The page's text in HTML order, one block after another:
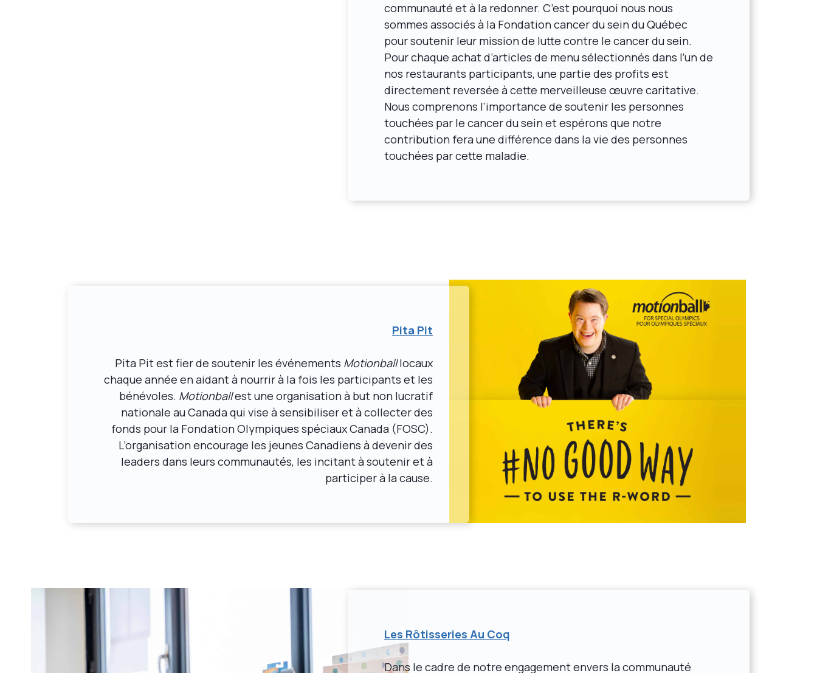
communauté et à la redonner. C’est pourquoi nous nous
sommes associés à la Fondation cancer du sein du Québec
pour soutenir leur mission de lutte contre le cancer du sein.
Pour chaque achat d’articles de menu sélectionnés dans l’un de
nos restaurants participants, une partie des profits est
directement reversée à cette merveilleuse œuvre caritative.
Nous comprenons l’importance de soutenir les personnes
touchées par le cancer du sein et espérons que notre
contribution fera une différence dans la vie des personnes
touchées par cette maladie.
Pita Pit
Pita Pit est fier de soutenir les événements Motionballlocaux
chaque année en aidant à nourrir à la fois les participants et les
bénévoles. Motionballest une organisation à but non lucratif
nationale au Canada qui vise à sensibiliser et à collecter des
fonds pour la Fondation Olympiques spéciaux Canada (FOSC).
L’organisation encourage les jeunes Canadiens à devenir des
leaders dans leurs communautés, les incitant à soutenir et à
participer à la cause.
Les Rôtisseries Au Coq
Dans le cadre de notre engagement envers la communauté